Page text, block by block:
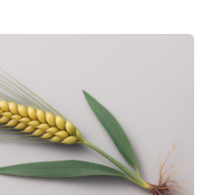
von Forschenden der
Alternativen zur Energiegewinnung
Kulturen ist ein zentrales
der europäischen Klimaziele, bis
zu werden. In Deutschland dominiert
Energiepflanze, doch sein Anbau
Herausforderungen mit sich:
und…